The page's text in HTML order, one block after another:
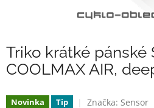
Triko krátké pánské
COOLMAX AIR,
Novinka Tip Značka: Sensor